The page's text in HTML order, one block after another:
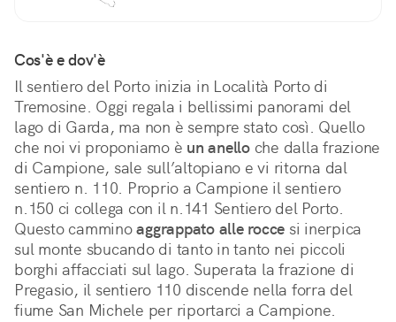
Cos'è e dov'è
Il sentiero del Porto inizia in Località Porto di
Tremosine. Oggi regala i bellissimi panorami del
lago di Garda, ma non è sempre stato così. Quello
che noi vi proponiamo è un anello che dalla frazione
di Campione, sale sull’altopiano e vi ritorna dal
sentiero n. 110. Proprio a Campione il sentiero
n.150 ci collega con il n.141 Sentiero del Porto.
Questo cammino aggrappato alle rocce si inerpica
sul monte sbucando di tanto in tanto nei piccoli
borghi affacciati sul lago. Superata la frazione di
Pregasio, il sentiero 110 discende nella forra del
fiume San Michele per riportarci a Campione.